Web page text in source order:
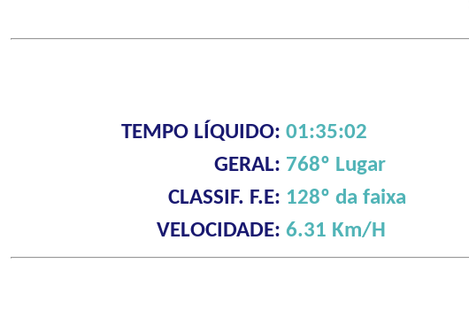
TEMPO LÍQUIDO: 01:35:02
GERAL: 768º Lugar
CLASSIF. F.E: 128º da faixa
VELOCIDADE: 6.31 Km/H